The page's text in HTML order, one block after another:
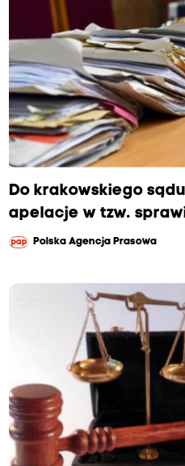
Do krakowskiego
apelacje w tzw.
Polska Agencja Prasowa